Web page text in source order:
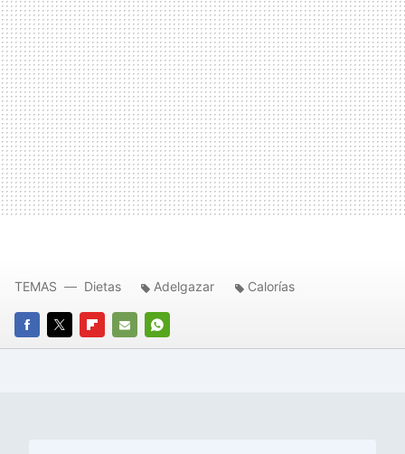
FACEBOOK
TWITTERFLIPBOARD
E-
WHATSAPP
TEMAS Dietas Adelgazar Calorías